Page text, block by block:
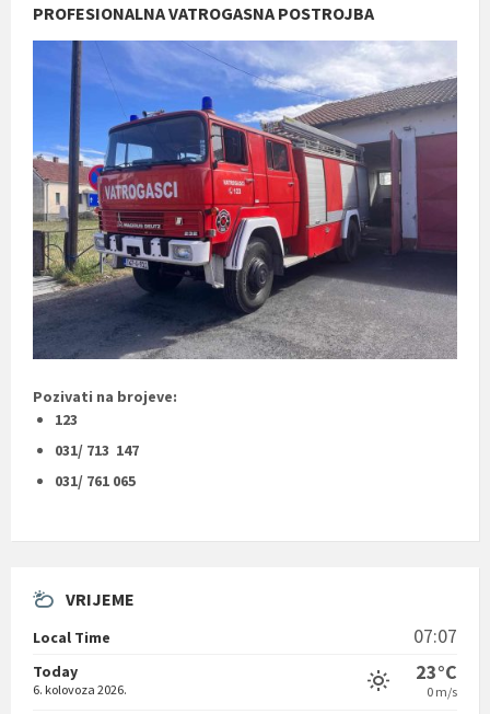
PROFESIONALNA VATROGASNA POSTROJBA
Pozivati na brojeve:
123
031/ 713 147
031/ 761 065
VRIJEME
Local Time 07:07
Today
6. kolovoza 2026.
23°C
0 m/s